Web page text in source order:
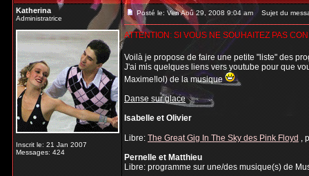
Katherina
Administratrice
Inscrit le: 21 Jan 2007
Messages: 424
Posté le: Ven Aoû 29, 2008 9:04 am Sujet du
ATTENTION: SI VOUS NE SOUHAITEZ PAS
Voilà je propose de faire une petite "liste" des
J'ai mis quelques liens vers youtube pour que
Maxime!lol) de la musique
Danse sur glace
Isabelle et Olivier
Libre:The Great Gig In The Sky des Pink Floyd,
Pernelle et Matthieu
Libre: programme sur une/des musique(s) de